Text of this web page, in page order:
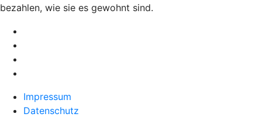
bezahlen, wie sie es gewohnt sind.
Impressum
Datenschutz